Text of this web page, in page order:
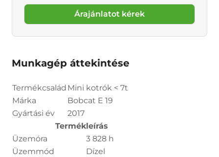
Árajánlatot kérek
Munkagép áttekintése
Termékcsalád Mini kotrók < 7t
Márka
Bobcat E 19
Gyártási év
2017
Termékleírás
Üzemóra
3 828 h
Üzemmód
Dízel